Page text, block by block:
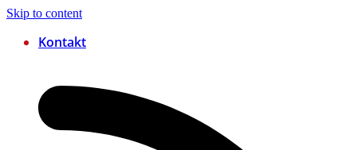
Skip to content
Kontakt